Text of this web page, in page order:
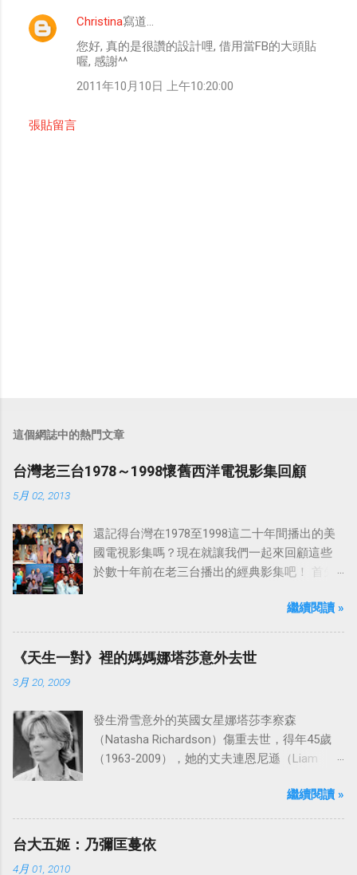
Christina寫道…
您好, 真的是很讚的設計哩, 借用當FB的大頭貼
喔, 感謝^^
2011年10月10日 上午10:20:00
張貼留言
這個網誌中的熱門文章
台灣老三台1978～1998懷舊西洋電視影集回顧
5月 02, 2013
還記得台灣在1978至1998這二十年間播出的美
國電視影集嗎？現在就讓我們一起來回顧這些
於數十年前在老三台播出的經典影集吧！ 首先
「愛之船」（The Love Boat），這部影集最早
是在1977年9月24日至1986年5月24日於美國
ABC頻道首播，共播出了249集。 令人懷念的愛
之船旋律：
繼續閱讀 »
《天生一對》裡的媽媽娜塔莎意外去世
3月 20, 2009
發生滑雪意外的英國女星娜塔莎李察森
（Natasha Richardson）傷重去世，得年45歲
（1963-2009），她的丈夫連恩尼遜（Liam
到傷心，希望外界給他們空間撫平傷痛。繼續閱讀 »
台大五姬：乃彌匡蔓依
4月 01, 2010